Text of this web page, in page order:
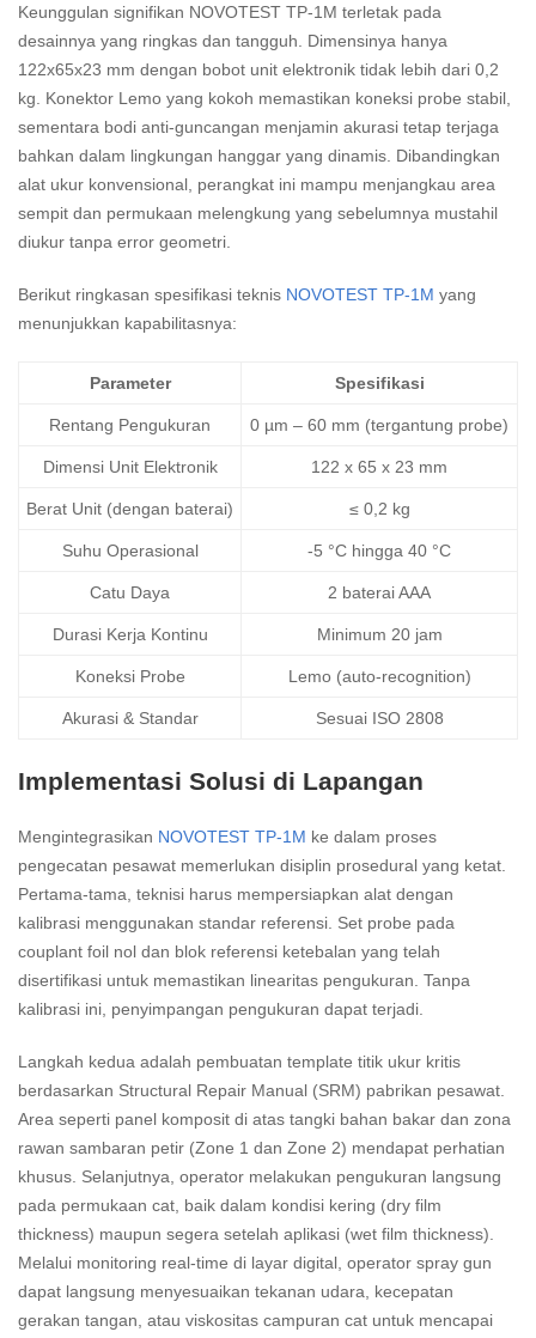
Keunggulan signifikan NOVOTEST TP-1M terletak pada
desainnya yang ringkas dan tangguh. Dimensinya hanya
122x65x23 mm dengan bobot unit elektronik tidak lebih dari 0,2
kg. Konektor Lemo yang kokoh memastikan koneksi probe stabil,
sementara bodi anti-guncangan menjamin akurasi tetap terjaga
bahkan dalam lingkungan hanggar yang dinamis. Dibandingkan
alat ukur konvensional, perangkat ini mampu menjangkau area
sempit dan permukaan melengkung yang sebelumnya mustahil
diukur tanpa error geometri.
Berikut ringkasan spesifikasi teknis NOVOTEST TP-1M yang
menunjukkan kapabilitasnya:
Parameter Spesifikasi
Rentang Pengukuran 0 µm – 60 mm (tergantung probe)
Dimensi Unit Elektronik 122 x 65 x 23 mm
Berat Unit (dengan baterai) ≤ 0,2 kg
Suhu Operasional -5 °C hingga 40 °C
Catu Daya 2 baterai AAA
Durasi Kerja Kontinu Minimum 20 jam
Koneksi Probe Lemo (auto-recognition)
Akurasi & Standar Sesuai ISO 2808
Implementasi Solusi di Lapangan
Mengintegrasikan NOVOTEST TP-1M ke dalam proses
pengecatan pesawat memerlukan disiplin prosedural yang ketat.
Pertama-tama, teknisi harus mempersiapkan alat dengan
kalibrasi menggunakan standar referensi. Set probe pada
couplant foil nol dan blok referensi ketebalan yang telah
disertifikasi untuk memastikan linearitas pengukuran. Tanpa
kalibrasi ini, penyimpangan pengukuran dapat terjadi.
Langkah kedua adalah pembuatan template titik ukur kritis
berdasarkan Structural Repair Manual (SRM) pabrikan pesawat.
Area seperti panel komposit di atas tangki bahan bakar dan zona
rawan sambaran petir (Zone 1 dan Zone 2) mendapat perhatian
khusus. Selanjutnya, operator melakukan pengukuran langsung
pada permukaan cat, baik dalam kondisi kering (dry film
thickness) maupun segera setelah aplikasi (wet film thickness).
Melalui monitoring real-time di layar digital, operator spray gun
dapat langsung menyesuaikan tekanan udara, kecepatan
gerakan tangan, atau viskositas campuran cat untuk mencapai